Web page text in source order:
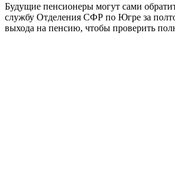
Будущие пенсионеры могут сами
службу Отделения СФР по Югре за
выхода на пенсию, чтобы проверить